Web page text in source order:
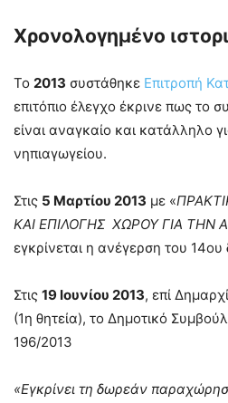
Χρονολογημένο
Το 2013 συστάθηκε Επιτροπή
επιτόπιο έλεγχο έκρινε πως το
είναι αναγκαίο και κατάλληλο
νηπιαγωγείου.
Στις 5 Μαρτίου 2013 με «
ΚΑΙ ΕΠΙΛΟΓΗΣ ΧΩΡΟΥ ΓΙΑ ΤΗΝ
εγκρίνεται η ανέγερση του 14ου
Στις 19 Ιουνίου 2013, επί
(1η θητεία), το Δημοτικό
196/2013
«Εγκρίνει τη δωρεάν